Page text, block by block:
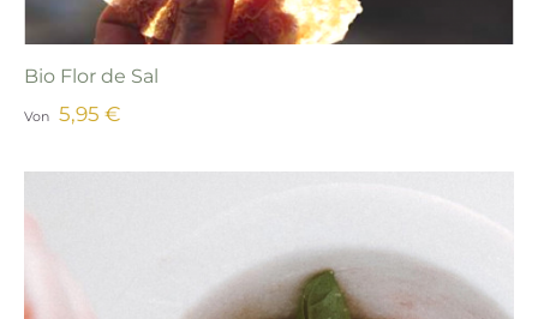
Bio Flor de Sal
Von 5,95 €